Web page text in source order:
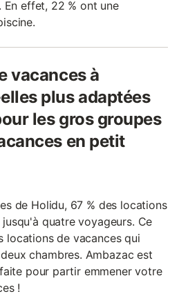
En effet, 22 % ont une
vacances à
plus adaptées
les gros groupes
en petit
de Holidu, 67 % des locations
quatre voyageurs. Ce
locations de vacances qui
chambres. Ambazac est
pour partir emmener votre
!